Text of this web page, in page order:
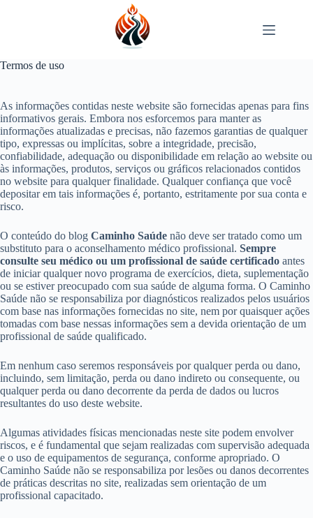
Termos de uso
As informações contidas neste website são fornecidas apenas para fins
informativos gerais. Embora nos esforcemos para manter as
informações atualizadas e precisas, não fazemos garantias de qualquer
tipo, expressas ou implícitas, sobre a integridade, precisão,
confiabilidade, adequação ou disponibilidade em relação ao website ou
às informações, produtos, serviços ou gráficos relacionados contidos
no website para qualquer finalidade. Qualquer confiança que você
depositar em tais informações é, portanto, estritamente por sua conta e
risco.
O conteúdo do blog Caminho Saúde não deve ser tratado como um
substituto para o aconselhamento médico profissional. Sempre
consulte seu médico ou um profissional de saúde certificado antes
de iniciar qualquer novo programa de exercícios, dieta, suplementação
ou se estiver preocupado com sua saúde de alguma forma. O Caminho
Saúde não se responsabiliza por diagnósticos realizados pelos usuários
com base nas informações fornecidas no site, nem por quaisquer ações
tomadas com base nessas informações sem a devida orientação de um
profissional de saúde qualificado.
Em nenhum caso seremos responsáveis por qualquer perda ou dano,
incluindo, sem limitação, perda ou dano indireto ou consequente, ou
qualquer perda ou dano decorrente da perda de dados ou lucros
resultantes do uso deste website.
Algumas atividades físicas mencionadas neste site podem envolver
riscos, e é fundamental que sejam realizadas com supervisão adequada
e o uso de equipamentos de segurança, conforme apropriado. O
Caminho Saúde não se responsabiliza por lesões ou danos decorrentes
de práticas descritas no site, realizadas sem orientação de um
profissional capacitado.